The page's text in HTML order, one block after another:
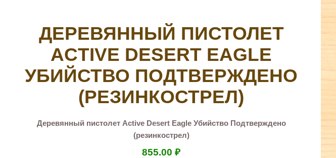
ДЕРЕВЯННЫЙ ПИСТОЛЕТ
ACTIVE DESERT EAGLE
УБИЙСТВО ПОДТВЕРЖДЕНО
(РЕЗИНКОСТРЕЛ)
Деревянный пистолет Active Desert Eagle Убийство Подтверждено
(резинкострел)
855.00₽